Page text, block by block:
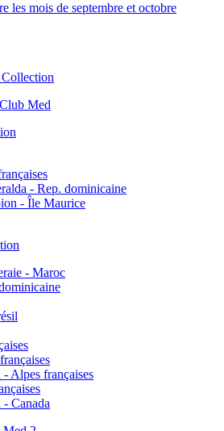
les mois de septembre et octobre
Med
- Rep. dominicaine
- Île Maurice
- Maroc
Alpes françaises
Canada